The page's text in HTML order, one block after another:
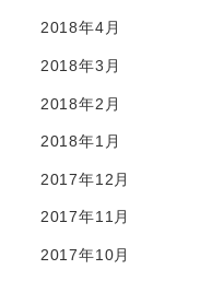
2018年4月
2018年3月
2018年2月
2018年1月
2017年12月
2017年11月
2017年10月